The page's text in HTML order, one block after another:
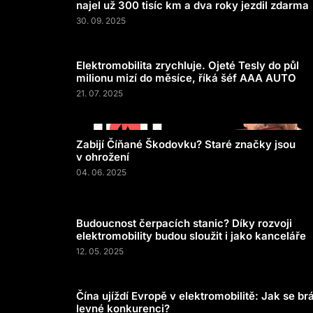
najel už 300 tisíc km a dva roky jezdil zdarma
30. 09. 2025
Elektromobilita zrychluje. Ojeté Tesly do půl
milionu mizí do měsíce, říká šéf AAA AUTO
21. 07. 2025
Zabijí Číňané Škodovku? Staré značky jsou
v ohrožení
04. 06. 2025
Budoucnost čerpacích stanic? Díky rozvoji
elektromobility budou sloužit i jako kanceláře
12. 05. 2025
Čína ujíždí Evropě v elektromobilitě: Jak se
levné konkurenci?